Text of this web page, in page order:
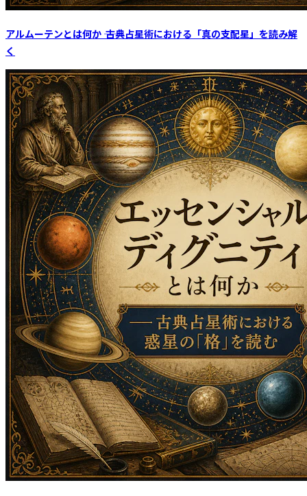
アルムーテンとは何か ―― 古典占星術における「真の支配星」を読み解
く